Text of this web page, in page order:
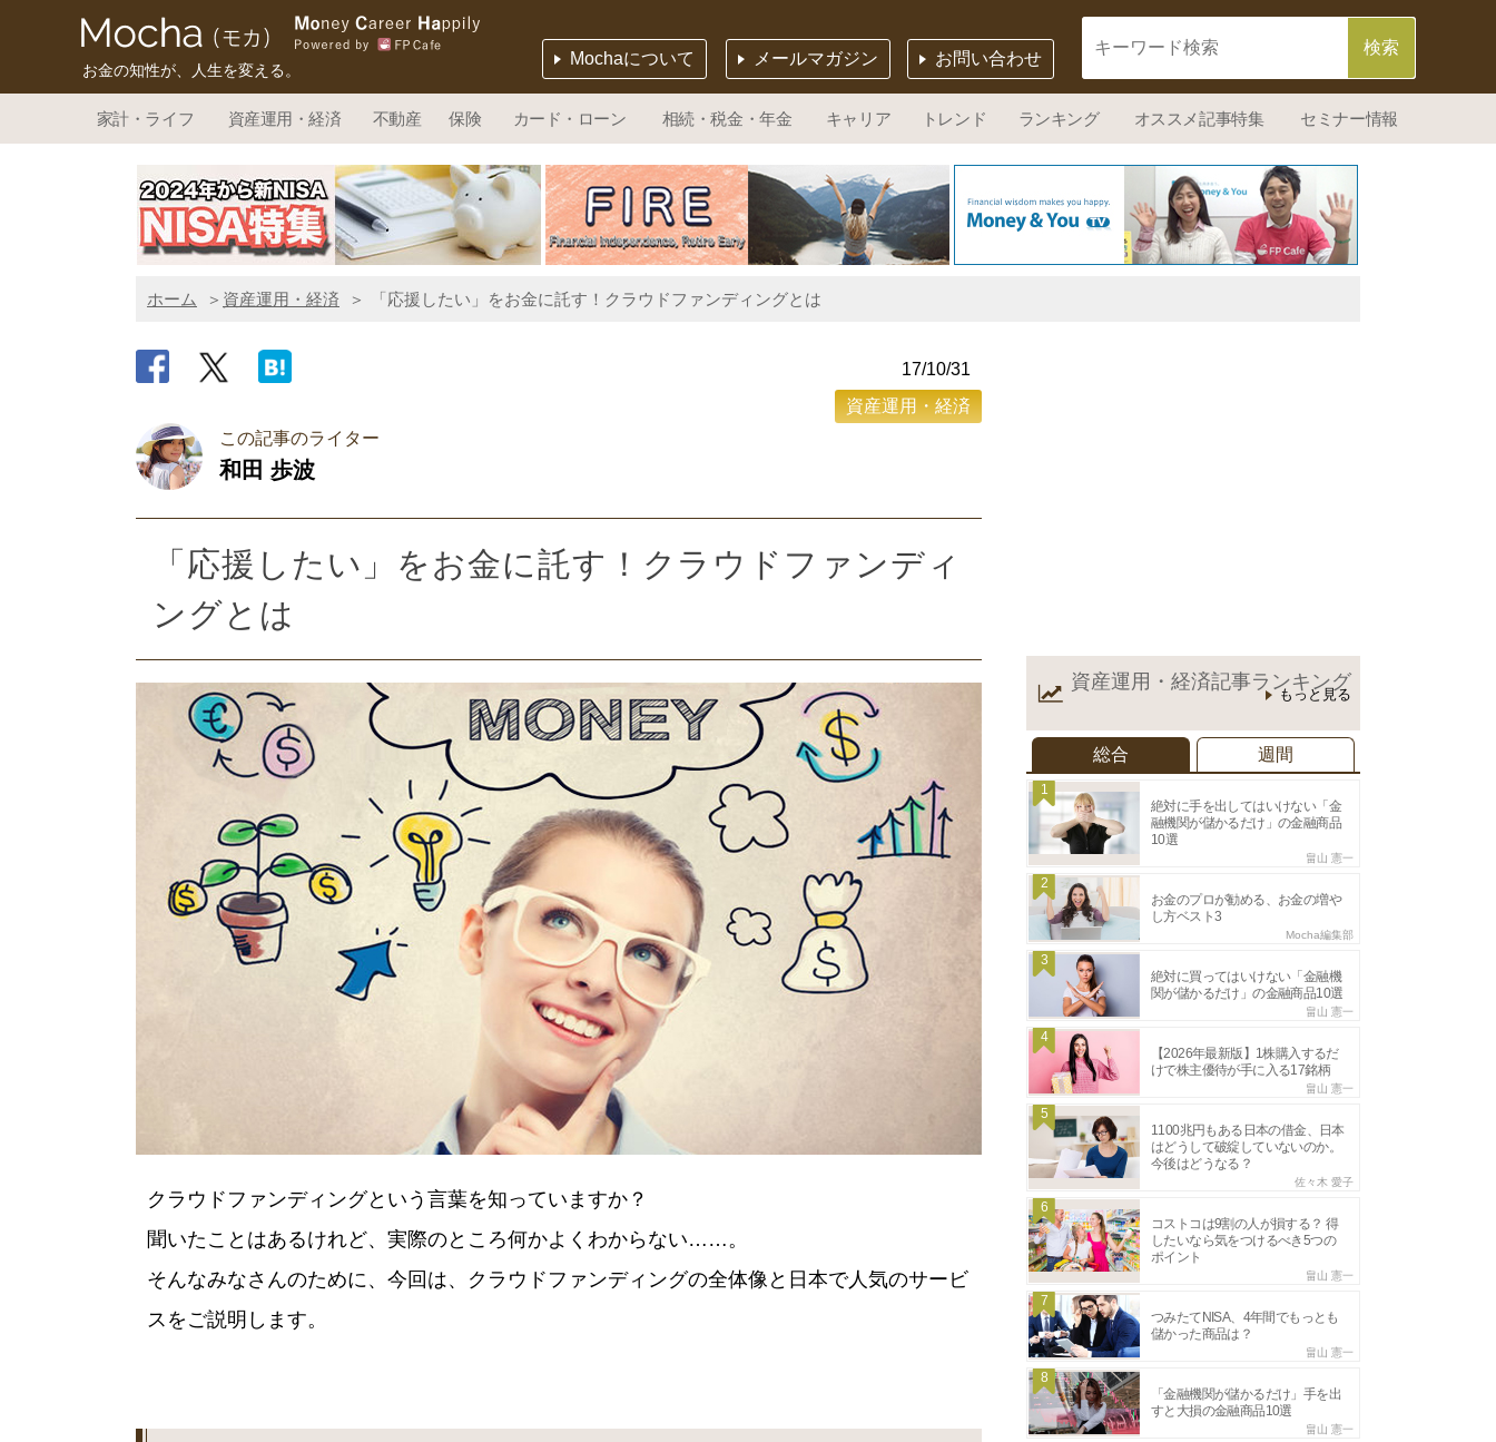
お金の知性が、人生を変える。
お問い合わせ
メールマガジン
Mochaについて
家計・ライフ 資産運用・経済 不動産 保険 カード・ローン 相続・税金・年金 キャリア トレンド ランキング オススメ記事特集 セミナー情報
ホーム 資産運用・経済 「応援したい」をお金に託す！クラウドファンディングとは
17/10/31
資産運用・経済
この記事のライター
和田 歩波
「応援したい」をお金に託す！クラウドファンディ
ングとは
クラウドファンディングという言葉を知っていますか？
聞いたことはあるけれど、実際のところ何かよくわからない……。
そんなみなさんのために、今回は、クラウドファンディングの全体像と日本で人気のサービ
スをご説明します。
資産運用・経済記事ランキング
もっと見る
総合 週間
1
絶対に手を出してはいけない「金
融機関が儲かるだけ」の金融商品
10選
畠山 憲一
2
お金のプロが勧める、お金の増や
し方ベスト3
Mocha編集部
3
絶対に買ってはいけない「金融機
関が儲かるだけ」の金融商品10選
畠山 憲一
4
【2026年最新版】1株購入するだ
けで株主優待が手に入る17銘柄
畠山 憲一
5
1100兆円もある日本の借金、日本
はどうして破綻していないのか。
今後はどうなる？
佐々木 愛子
6
コストコは9割の人が損する？ 得
したいなら気をつけるべき5つの
ポイント
畠山 憲一
7
つみたてNISA、4年間でもっとも
儲かった商品は？
畠山 憲一
8
「金融機関が儲かるだけ」手を出
すと大損の金融商品10選
畠山 憲一